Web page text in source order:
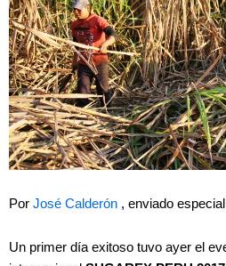
Por José Calderón , enviado especial
Un primer día exitoso tuvo ayer el